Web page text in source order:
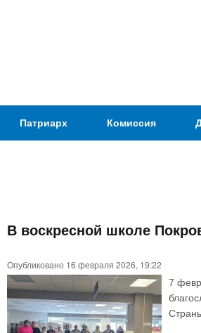
Патриаршая
Комиссия
спорта
Патриарх Комиссия
здесь
В воскресной школе
Опубликовано 16 февраля 2026, 19:22
7